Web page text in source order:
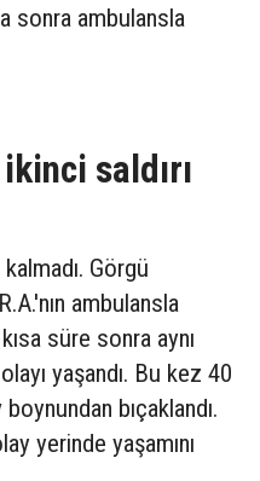
sonra ambulansla
saldırı
Görgü
ambulansla
süre sonra aynı
yaşandı. Bu kez 40
bıçaklandı.
yerinde yaşamını